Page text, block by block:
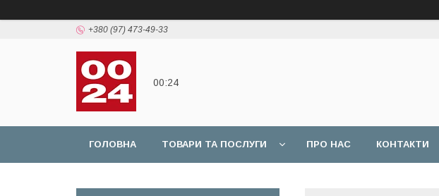
+380 (97) 473-49-33
00:24
ГОЛОВНА ТОВАРИ ТА ПОСЛУГИ ПРО НАС КОНТАКТИ